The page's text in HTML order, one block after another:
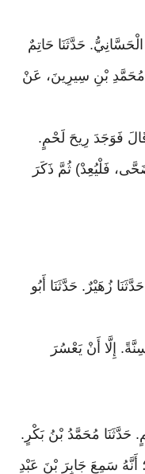
الْحَسَّانِيُّ. حَدَّثَنَا حَاتِمٌ
مُحَمَّدِ بْنِ سِيرِينَ، عَنْ
فَوَجَدَ رِيحَ لَحْمٍ.
فَلْيُعِدْ) ثُمَّ ذَكَرَ
زُهَيْرٌ. حَدَّثَنَا أَبُو
إِلَّا أَنْ يَعْسُرَ
حَدَّثَنَا مُحَمَّدُ بْنُ بَكْرٍ.
أَنَّهُ سَمِعَ جَابِرَ بْنَ عَبْدِ